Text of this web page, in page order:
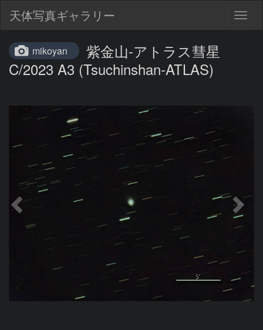
天体写真ギャラリー
mikoyan
紫金山-アトラス彗星
C/2023 A3 (Tsuchinshan-ATLAS)